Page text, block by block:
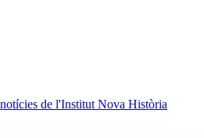
de l'Institut Nova Història